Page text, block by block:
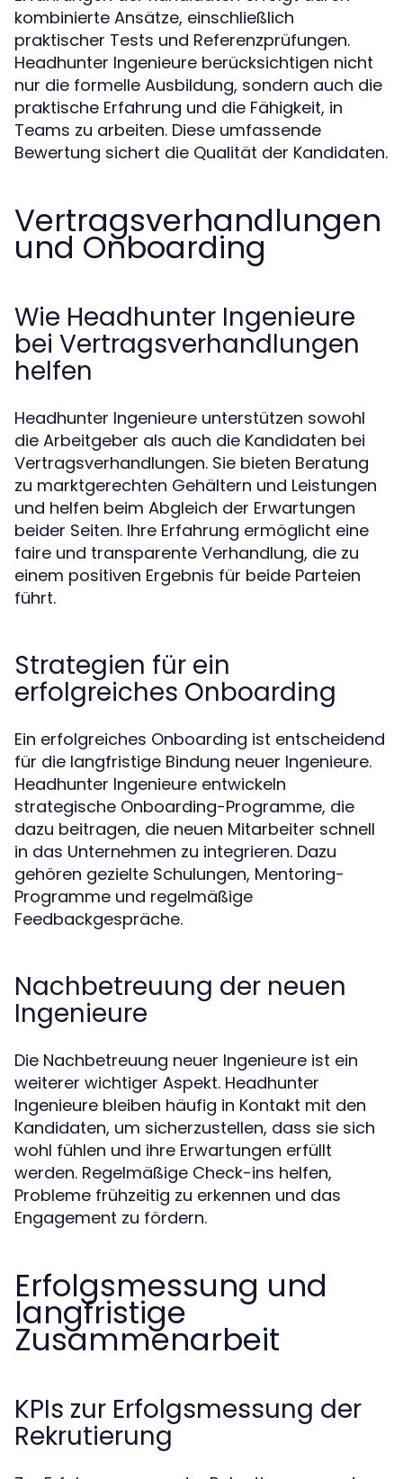
kombinierte Ansätze, einschließlich
praktischer Tests und Referenzprüfungen.
Headhunter Ingenieure berücksichtigen nicht
nur die formelle Ausbildung, sondern auch die
praktische Erfahrung und die Fähigkeit, in
Teams zu arbeiten. Diese umfassende
Bewertung sichert die Qualität der Kandidaten.
Vertragsverhandlungen
und Onboarding
Wie Headhunter Ingenieure
bei Vertragsverhandlungen
helfen
Headhunter Ingenieure unterstützen sowohl
die Arbeitgeber als auch die Kandidaten bei
Vertragsverhandlungen. Sie bieten Beratung
zu marktgerechten Gehältern und Leistungen
und helfen beim Abgleich der Erwartungen
beider Seiten. Ihre Erfahrung ermöglicht eine
faire und transparente Verhandlung, die zu
einem positiven Ergebnis für beide Parteien
führt.
Strategien für ein
erfolgreiches Onboarding
Ein erfolgreiches Onboarding ist entscheidend
für die langfristige Bindung neuer Ingenieure.
Headhunter Ingenieure entwickeln
strategische Onboarding-Programme, die
dazu beitragen, die neuen Mitarbeiter schnell
in das Unternehmen zu integrieren. Dazu
gehören gezielte Schulungen, Mentoring-
Programme und regelmäßige
Feedbackgespräche.
Nachbetreuung der neuen
Ingenieure
Die Nachbetreuung neuer Ingenieure ist ein
weiterer wichtiger Aspekt. Headhunter
Ingenieure bleiben häufig in Kontakt mit den
Kandidaten, um sicherzustellen, dass sie sich
wohl fühlen und ihre Erwartungen erfüllt
werden. Regelmäßige Check-ins helfen,
Probleme frühzeitig zu erkennen und das
Engagement zu fördern.
Erfolgsmessung und
langfristige
Zusammenarbeit
KPIs zur Erfolgsmessung der
Rekrutierung